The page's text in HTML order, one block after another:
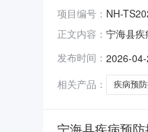
项目编号： NH-
正文内容： 宁海县
供应商入
期：
发布时间： 2026-
相关产品：
疾病预